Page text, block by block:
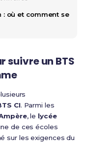
: où et comment se
suivre un BTS
CI. Parmi les
, le lycée
de ces écoles
sur les exigences du